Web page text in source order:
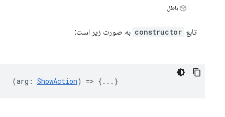
باطل
تابع constructor به صورت زیر است:
(arg : ShowAction) => {...}